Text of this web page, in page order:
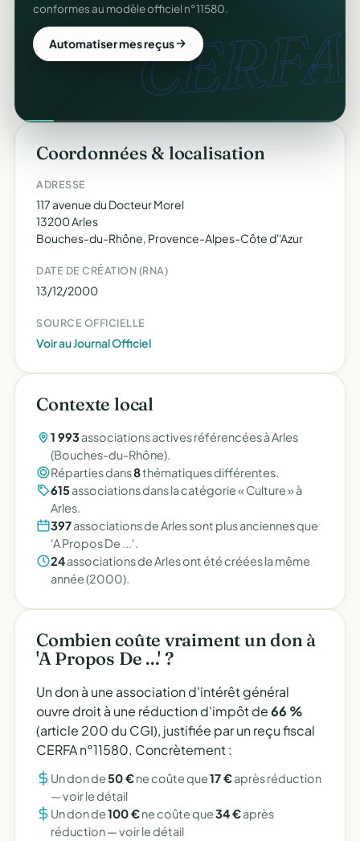
CERFA.
conformes au modèle officiel n°11580.
Automatiser mes reçus
Coordonnées & localisation
ADRESSE
117 avenue du Docteur Morel
13200 Arles
Bouches-du-Rhône, Provence-Alpes-Côte d''Azur
DATE DE CRÉATION (RNA)
13/12/2000
SOURCE OFFICIELLE
Voir au Journal Officiel
Contexte local
1 993associations actives référencées à Arles
(Bouches-du-Rhône).
Réparties dans8thématiques différentes.
615associations dans la catégorie « Culture » à
Arles.
397associations de Arles sont plus anciennes que
'A Propos De ...'.
24associations de Arles ont été créées la même
année (2000).
Combien coûte vraiment un don à
'A Propos De ...' ?
Un don à une association d'intérêt général
ouvre droit à une réduction d'impôt de66 %
(article 200 du CGI), justifiée par un reçu fiscal
CERFA n°11580. Concrètement :
Un don de50 €ne coûte que17 €après réduction
—voir le détail
Un don de100 €ne coûte que34 €après
réduction —voir le détail